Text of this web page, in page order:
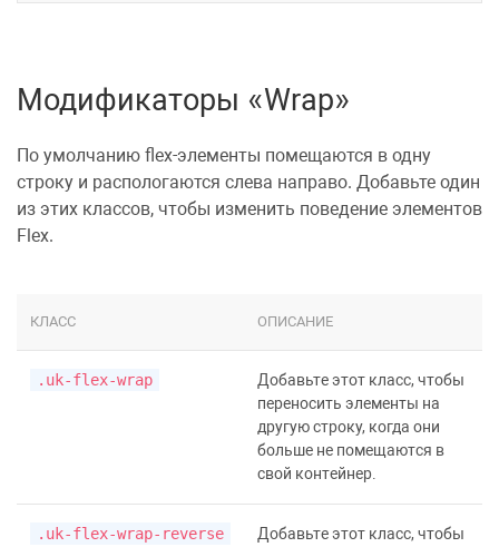
Модификаторы «Wrap»
По умолчанию flex-элементы помещаются в одну
строку и распологаются слева направо. Добавьте один
из этих классов, чтобы изменить поведение элементов
Flex.
КЛАСС ОПИСАНИЕ
.uk-flex-wrap
Добавьте этот класс, чтобы
переносить элементы на
другую строку, когда они
больше не помещаются в
свой контейнер.
.uk-flex-wrap-reverse
Добавьте этот класс, чтобы